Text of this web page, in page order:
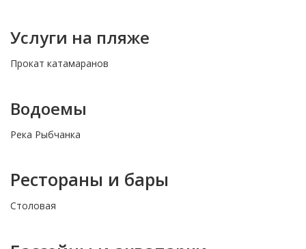
Услуги на пляже
Прокат катамаранов
Водоемы
Река Рыбчанка
Рестораны и бары
Столовая